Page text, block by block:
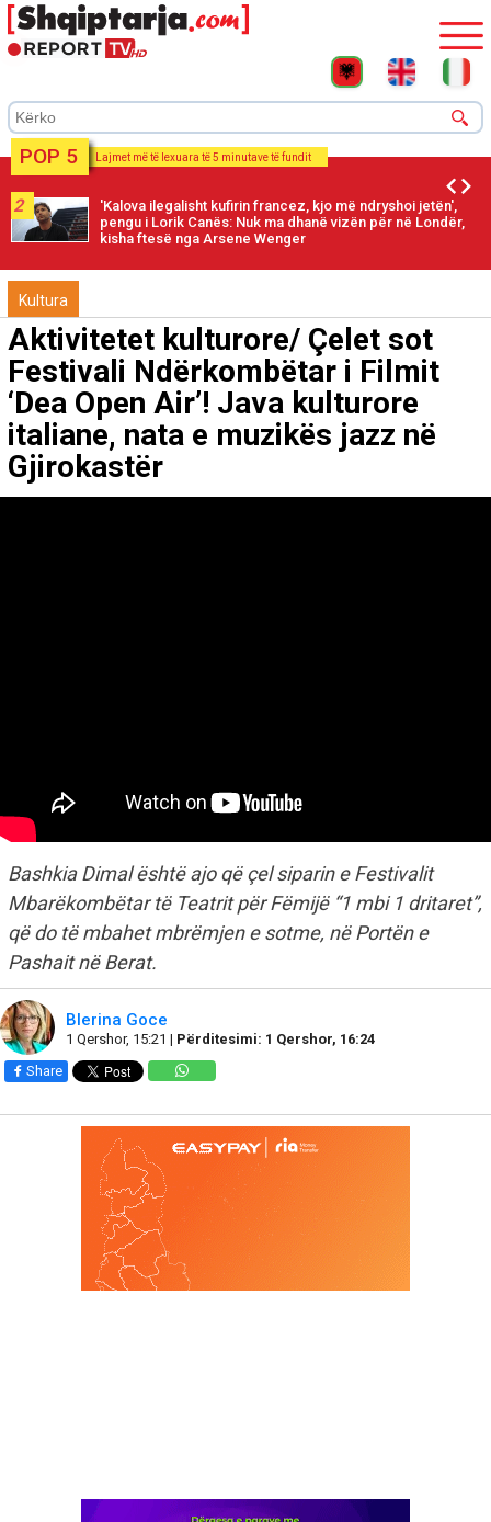
POP 5 Lajmet më të lexuara të 5 minutave të fundit
2
'Kalova ilegalisht kufirin francez, kjo më ndryshoi jetën',
pengu i Lorik Canës: Nuk ma dhanë vizën për në Londër,
kisha ftesë nga Arsene Wenger
Kultura
Aktivitetet kulturore/ Çelet sot
Festivali Ndërkombëtar i Filmit
‘Dea Open Air’! Java kulturore
italiane, nata e muzikës jazz në
Gjirokastër
Bashkia Dimal është ajo që çel siparin e Festivalit
Mbarëkombëtar të Teatrit për Fëmijë “1 mbi 1 dritaret”,
që do të mbahet mbrëmjen e sotme, në Portën e
Pashait në Berat.
Blerina Goce
1 Qershor, 15:21 | Përditesimi: 1 Qershor, 16:24
Share